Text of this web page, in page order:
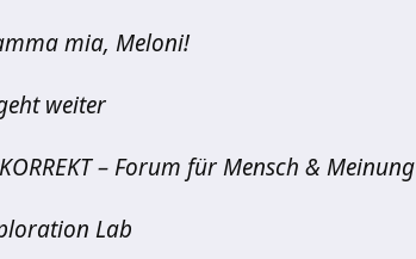
mia, Meloni!
weiter
KORREKT – Forum für Mensch & Meinung
Lab